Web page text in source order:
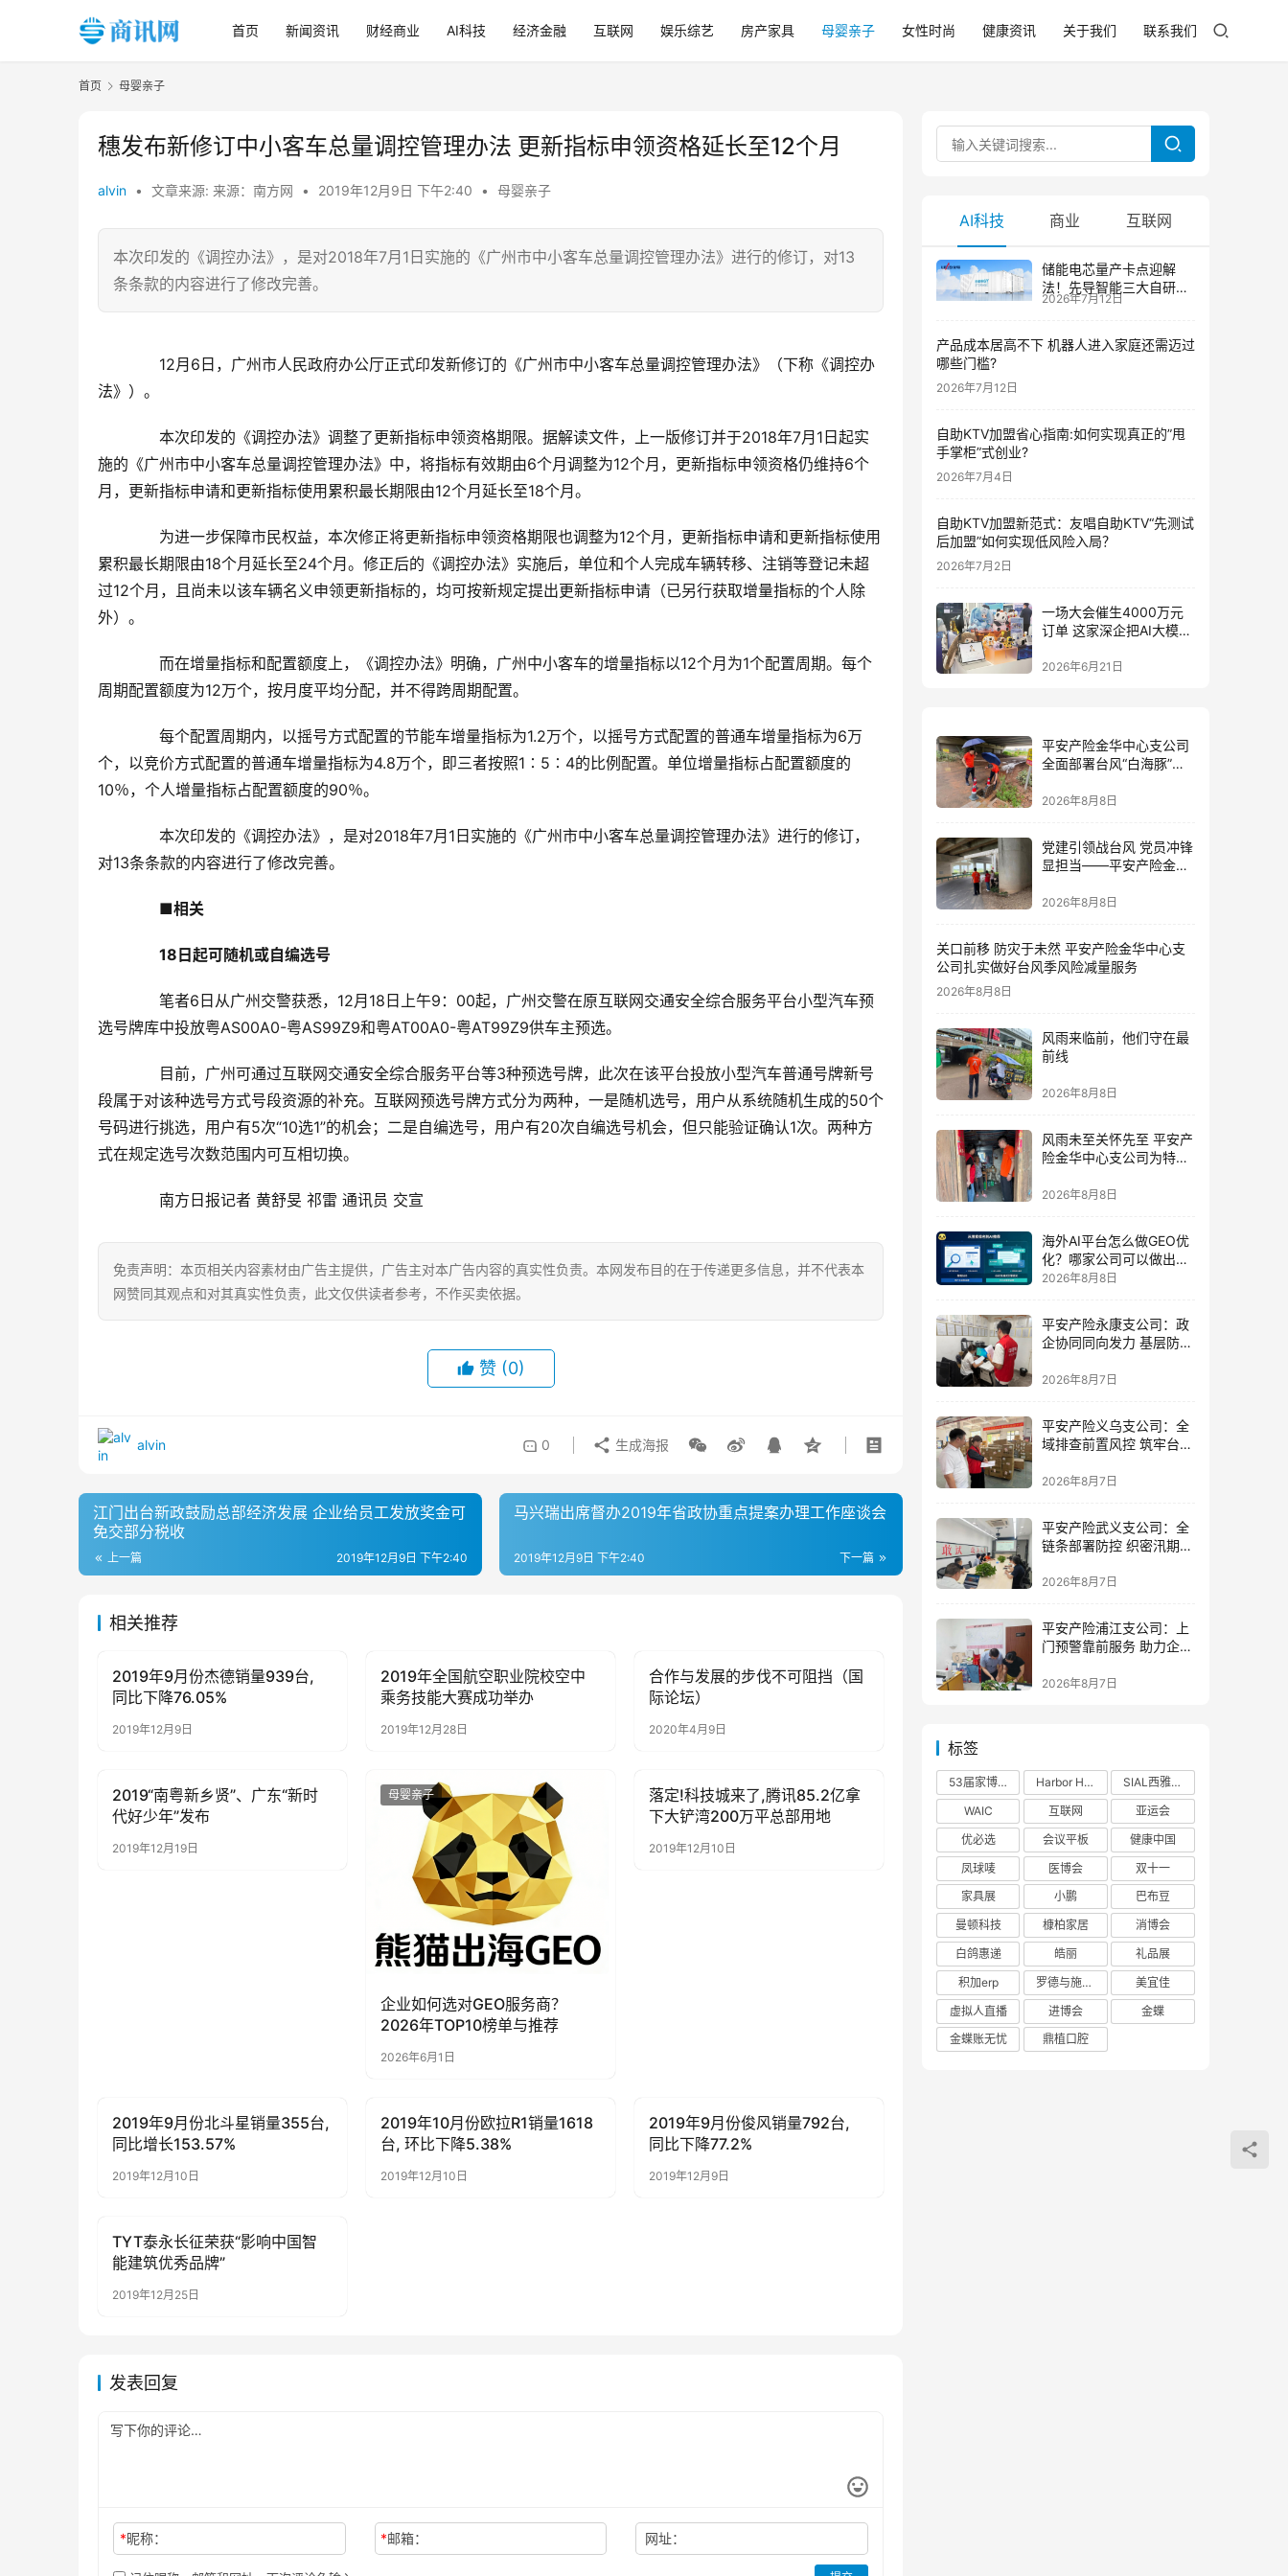
首页 新闻资讯 财经商业 AI科技 经济金融 互联网 娱乐综艺 房产家具 母婴亲子 女性时尚 健康资讯 关于我们 联系我们
首页 母婴亲子
穗发布新修订中小客车总量调控管理办法 更新指标申领资格延长至12个月
alvin • 文章来源: 来源：南方网 • 2019年12月9日 下午2:40 • 母婴亲子
本次印发的《调控办法》，是对2018年7月1日实施的《广州市中小客车总量调控管理办法》进行的修订，对13
条条款的内容进行了修改完善。
12月6日，广州市人民政府办公厅正式印发新修订的《广州市中小客车总量调控管理办法》（下称《调控办
法》）。
本次印发的《调控办法》调整了更新指标申领资格期限。据解读文件，上一版修订并于2018年7月1日起实
施的《广州市中小客车总量调控管理办法》中，将指标有效期由6个月调整为12个月，更新指标申领资格仍维持6个
月，更新指标申请和更新指标使用累积最长期限由12个月延长至18个月。
为进一步保障市民权益，本次修正将更新指标申领资格期限也调整为12个月，更新指标申请和更新指标使用
累积最长期限由18个月延长至24个月。修正后的《调控办法》实施后，单位和个人完成车辆转移、注销等登记未超
过12个月，且尚未以该车辆名义申领更新指标的，均可按新规定提出更新指标申请（已另行获取增量指标的个人除
外）。
而在增量指标和配置额度上，《调控办法》明确，广州中小客车的增量指标以12个月为1个配置周期。每个
周期配置额度为12万个，按月度平均分配，并不得跨周期配置。
每个配置周期内，以摇号方式配置的节能车增量指标为1.2万个，以摇号方式配置的普通车增量指标为6万
个，以竞价方式配置的普通车增量指标为4.8万个，即三者按照1∶5∶4的比例配置。单位增量指标占配置额度的
10％，个人增量指标占配置额度的90％。
本次印发的《调控办法》，是对2018年7月1日实施的《广州市中小客车总量调控管理办法》进行的修订，
对13条条款的内容进行了修改完善。
■相关
18日起可随机或自编选号
笔者6日从广州交警获悉，12月18日上午9：00起，广州交警在原互联网交通安全综合服务平台小型汽车预
选号牌库中投放粤AS00A0-粤AS99Z9和粤AT00A0-粤AT99Z9供车主预选。
目前，广州可通过互联网交通安全综合服务平台等3种预选号牌，此次在该平台投放小型汽车普通号牌新号
段属于对该种选号方式号段资源的补充。互联网预选号牌方式分为两种，一是随机选号，用户从系统随机生成的50个
号码进行挑选，用户有5次“10选1”的机会；二是自编选号，用户有20次自编选号机会，但只能验证确认1次。两种方
式在规定选号次数范围内可互相切换。
南方日报记者 黄舒旻 祁雷 通讯员 交宣
免责声明：本页相关内容素材由广告主提供，广告主对本广告内容的真实性负责。本网发布目的在于传递更多信息，并不代表本
网赞同其观点和对其真实性负责，此文仅供读者参考，不作买卖依据。
赞 (0)
alvin 0 生成海报
江门出台新政鼓励总部经济发展 企业给员工发放奖金可
免交部分税收
上一篇 2019年12月9日 下午2:40
马兴瑞出席督办2019年省政协重点提案办理工作座谈会
下一篇
2019年12月9日 下午2:40
相关推荐
母婴亲子
2019年9月份杰德销量939台,
同比下降76.05%
2019年12月9日
母婴亲子
2019年全国航空职业院校空中
乘务技能大赛成功举办
2019年12月28日
母婴亲子
合作与发展的步伐不可阻挡（国
际论坛）
2020年4月9日
母婴亲子
2019“南粤新乡贤”、广东“新时
代好少年”发布
2019年12月19日
母婴亲子
企业如何选对GEO服务商？
2026年TOP10榜单与推荐
2026年6月1日
母婴亲子
落定!科技城来了,腾讯85.2亿拿
下大铲湾200万平总部用地
2019年12月10日
母婴亲子
2019年9月份北斗星销量355台,
同比增长153.57%
2019年12月10日
母婴亲子
2019年10月份欧拉R1销量1618
台, 环比下降5.38%
2019年12月10日
母婴亲子
2019年9月份俊风销量792台,
同比下降77.2%
2019年12月9日
母婴亲子
TYT泰永长征荣获“影响中国智
能建筑优秀品牌”
2019年12月25日
发表回复
*昵称： *邮箱： 网址：
AI科技 商业 互联网
储能电芯量产卡点迎解
法！先导智能三大自研技
术攻克大尺寸制芯难题
2026年7月12日
产品成本居高不下 机器人进入家庭还需迈过
哪些门槛?
2026年7月12日
自助KTV加盟省心指南:如何实现真正的”甩
手掌柜”式创业?
2026年7月4日
自助KTV加盟新范式：友唱自助KTV“先测试
后加盟”如何实现低风险入局？
2026年7月2日
一场大会催生4000万元
订单 这家深企把AI大模型
2026年6月21日
平安产险金华中心支公司
全面部署台风“白海豚”防
2026年8月8日
党建引领战台风 党员冲锋
显担当——平安产险金华
一线
2026年8月8日
关口前移 防灾于未然 平安产险金华中心支
公司扎实做好台风季风险减量服务
2026年8月8日
风雨来临前，他们守在最
前线
2026年8月8日
风雨未至关怀先至 平安产
险金华中心支公司为特殊
2026年8月8日
海外AI平台怎么做GEO优
化？哪家公司可以做出海
AI优化排名获客？
2026年8月8日
平安产险永康支公司：政
企协同同向发力 基层防控
2026年8月7日
平安产险义乌支公司：全
域排查前置风控 筑牢台风
2026年8月7日
平安产险武义支公司：全
链条部署防控 织密汛期安
2026年8月7日
平安产险浦江支公司：上
门预警靠前服务 助力企业
2026年8月7日
标签
53届家博会 Harbor House
SIAL西雅展
WAIC
互联网
亚运会
优必选
会议平板
健康中国
凤球唛
医博会
双十一
家具展
小鹏
巴布豆
曼顿科技
槺柏家居
消博会
白鸽惠递
皓丽
礼品展
积加erp
罗德与施瓦茨
美宜佳
虚拟人直播
进博会
金蝶
金蝶账无忧
鼎植口腔